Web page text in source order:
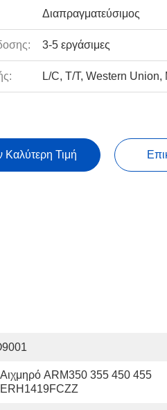
Διαπραγματεύσιμος
3-5 εργάσιμες
L/C, T/T, Western Union,
Καλύτερη Τιμή
Αιχμηρό ARM350 355 450 455